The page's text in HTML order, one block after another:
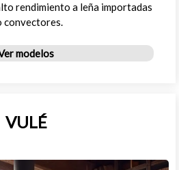
rendimiento a leña importadas
convectores.
modelos
VULÉ